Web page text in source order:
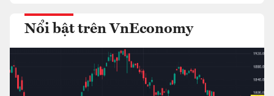
Nổi bật trên VnEconomy